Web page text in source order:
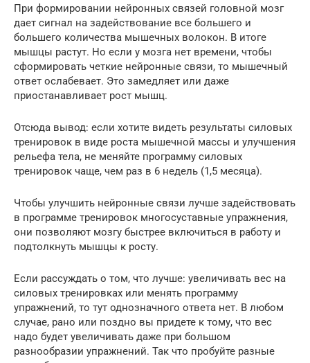
При формировании нейронных связей головной мозг
дает сигнал на задействование все большего и
большего количества мышечных волокон. В итоге
мышцы растут. Но если у мозга нет времени, чтобы
сформировать четкие нейронные связи, то мышечный
ответ ослабевает. Это замедляет или даже
приостанавливает рост мышц.
Отсюда вывод: если хотите видеть результаты силовых
тренировок в виде роста мышечной массы и улучшения
рельефа тела, не меняйте программу силовых
тренировок чаще, чем раз в 6 недель (1,5 месяца).
Чтобы улучшить нейронные связи лучше задействовать
в программе тренировок многосуставные упражнения,
они позволяют мозгу быстрее включиться в работу и
подтолкнуть мышцы к росту.
Если рассуждать о том, что лучше: увеличивать вес на
силовых тренировках или менять программу
упражнений, то тут однозначного ответа нет. В любом
случае, рано или поздно вы придете к тому, что вес
надо будет увеличивать даже при большом
разнообразии упражнений. Так что пробуйте разные